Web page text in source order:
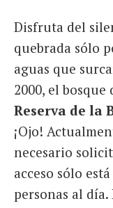
Disfruta del
quebrada sólo
aguas que
2000, el
Reserva de la
¡Ojo!
necesario
acceso sólo
personas al